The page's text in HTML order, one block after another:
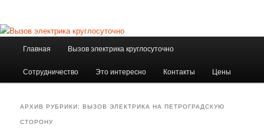
Главная Вызов электрика круглосуточно
Сотрудничество Это интересно Контакты Цены
АРХИВ РУБРИКИ:ВЫЗОВ ЭЛЕКТРИКА НА ПЕТРОГРАДСКУЮ
СТОРОНУ